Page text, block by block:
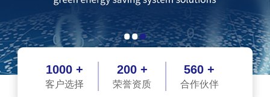
1000 +
客户选择
200 +
荣誉资质
560 +
合作伙伴